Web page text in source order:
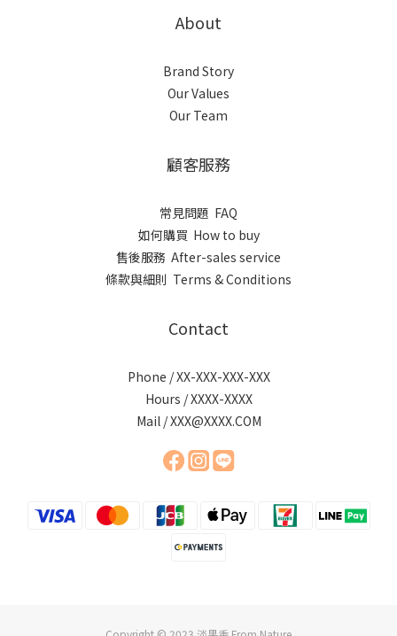
About
Brand Story
Our Values
Our Team
顧客服務
常見問題 FAQ
如何購買 How to buy
售後服務 After-sales service
條款與細則 Terms & Conditions
Contact
Phone / XX-XXX-XXX-XXX
Hours / XXXX-XXXX
Mail / XXX@XXXX.COM